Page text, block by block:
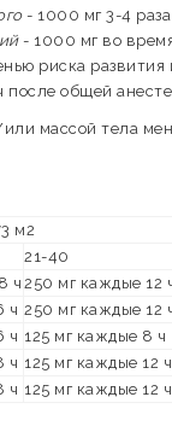
- 1000 мг 3-4 раза
- 1000 мг во
риска
после общей
массой тела
м2
21-40
ч 250 мг каждые 12
ч 250 мг каждые 12
ч 125 мг каждые 8 ч
ч 125 мг каждые 12 ч
ч 125 мг каждые 12 ч